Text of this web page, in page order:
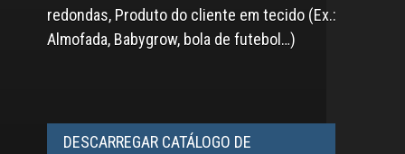
redondas, Produto do cliente em tecido (Ex.:
Almofada, Babygrow, bola de futebol…)
DESCARREGAR CATÁLOGO DE